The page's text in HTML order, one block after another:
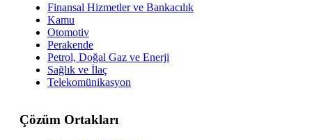
Finansal Hizmetler ve Bankacılık
Kamu
Otomotiv
Perakende
Petrol, Doğal Gaz ve Enerji
Sağlık ve İlaç
Telekomünikasyon
Çözüm Ortakları